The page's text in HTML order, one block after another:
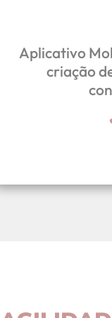
Aplicativo
criação
Gere, assine
através do